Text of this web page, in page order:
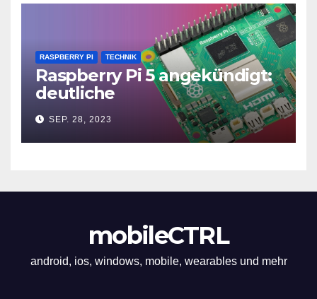
RASPBERRY PI TECHNIK
Raspberry Pi 5 angekündigt:
deutliche
Leistungssteigerung und bis
zu 2x 4K60
SEP. 28, 2023
mobileCTRL
android, ios, windows, mobile, wearables und mehr